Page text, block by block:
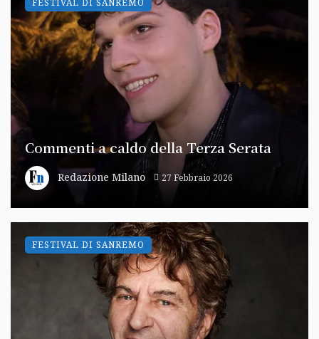
Commenti a caldo della Terza Serata
Redazione Milano 27 Febbraio 2026
FESTIVAL DI SANREMO
FESTIVAL DI SANREMO